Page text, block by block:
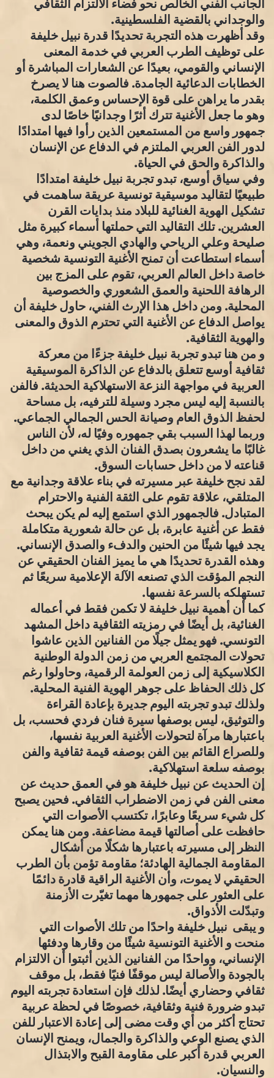
الجانب الفني الخالص نحو فضاء الالتزام الثقافي
والوجداني بالقضية الفلسطينية.
وقد أظهرت هذه التجربة تحديدًا قدرة نبيل خليفة
على توظيف الطرب العربي في خدمة المعنى
الإنساني والقومي، بعيدًا عن الشعارات المباشرة أو
الخطابات الدعائية الجامدة. فالصوت هنا لا يصرخ
بقدر ما يراهن على قوة الإحساس وعمق الكلمة،
وهو ما جعل الأغنية تترك أثرًا وجدانيًا خاصًا لدى
جمهور واسع من المستمعين الذين رأوا فيها امتدادًا
لدور الفن العربي الملتزم في الدفاع عن الإنسان
والذاكرة والحق في الحياة.
وفي سياق أوسع، تبدو تجربة نبيل خليفة امتدادًا
طبيعيًا لتقاليد موسيقية تونسية عريقة ساهمت في
تشكيل الهوية الغنائية للبلاد منذ بدايات القرن
العشرين. تلك التقاليد التي حملتها أسماء كبيرة مثل
صليحة وعلي الرياحي والهادي الجويني ونعمة، وهي
أسماء استطاعت أن تمنح الأغنية التونسية شخصية
خاصة داخل العالم العربي، تقوم على المزج بين
الرهافة اللحنية والعمق الشعوري والخصوصية
المحلية. ومن داخل هذا الإرث الفني، حاول خليفة أن
يواصل الدفاع عن الأغنية التي تحترم الذوق والمعنى
والهوية الثقافية.
و من هنا تبدو تجربة نبيل خليفة جزءًا من معركة
ثقافية أوسع تتعلق بالدفاع عن الذاكرة الموسيقية
العربية في مواجهة النزعة الاستهلاكية الحديثة. فالفن
بالنسبة إليه ليس مجرد وسيلة للترفيه، بل مساحة
لحفظ الذوق العام وصيانة الحس الجمالي الجماعي.
وربما لهذا السبب بقي جمهوره وفيًا له، لأن الناس
غالبًا ما يشعرون بصدق الفنان الذي يغني من داخل
قناعته لا من داخل حسابات السوق.
لقد نجح خليفة عبر مسيرته في بناء علاقة وجدانية مع
المتلقي، علاقة تقوم على الثقة الفنية والاحترام
المتبادل. فالجمهور الذي استمع إليه لم يكن يبحث
فقط عن أغنية عابرة، بل عن حالة شعورية متكاملة
يجد فيها شيئًا من الحنين والدفء والصدق الإنساني.
وهذه القدرة تحديدًا هي ما يميز الفنان الحقيقي عن
النجم المؤقت الذي تصنعه الآلة الإعلامية سريعًا ثم
تستهلكه بالسرعة نفسها.
كما أن أهمية نبيل خليفة لا تكمن فقط في أعماله
الغنائية، بل أيضًا في رمزيته الثقافية داخل المشهد
التونسي. فهو يمثل جيلًا من الفنانين الذين عاشوا
تحولات المجتمع العربي من زمن الدولة الوطنية
الكلاسيكية إلى زمن العولمة الرقمية، وحاولوا رغم
كل ذلك الحفاظ على جوهر الهوية الفنية المحلية.
ولذلك تبدو تجربته اليوم جديرة بإعادة القراءة
والتوثيق، ليس بوصفها سيرة فنان فردي فحسب، بل
باعتبارها مرآة لتحولات الأغنية العربية نفسها،
وللصراع القائم بين الفن بوصفه قيمة ثقافية والفن
بوصفه سلعة استهلاكية.
إن الحديث عن نبيل خليفة هو في العمق حديث عن
معنى الفن في زمن الاضطراب الثقافي. فحين يصبح
كل شيء سريعًا وعابرًا، تكتسب الأصوات التي
حافظت على أصالتها قيمة مضاعفة. ومن هنا يمكن
النظر إلى مسيرته باعتبارها شكلًا من أشكال
المقاومة الجمالية الهادئة؛ مقاومة تؤمن بأن الطرب
الحقيقي لا يموت، وأن الأغنية الراقية قادرة دائمًا
على العثور على جمهورها مهما تغيّرت الأزمنة
وتبدّلت الأذواق.
و يبقى نبيل خليفة واحدًا من تلك الأصوات التي
منحت و الأغنية التونسية شيئًا من وقارها ودفئها
الإنساني، وواحدًا من الفنانين الذين أثبتوا أن الالتزام
بالجودة والأصالة ليس موقفًا فنيًا فقط، بل موقف
ثقافي وحضاري أيضًا. لذلك فإن استعادة تجربته اليوم
تبدو ضرورة فنية وثقافية، خصوصًا في لحظة عربية
تحتاج أكثر من أي وقت مضى إلى إعادة الاعتبار للفن
الذي يصنع الوعي والذاكرة والجمال، ويمنح الإنسان
العربي قدرة أكبر على مقاومة القبح والابتذال
والنسيان.